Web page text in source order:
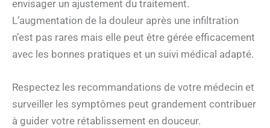
envisager un ajustement du traitement.
L’augmentation de la douleur après une infiltration
n’est pas rares mais elle peut être gérée efficacement
avec les bonnes pratiques et un suivi médical adapté.
Respectez les recommandations de votre médecin et
surveiller les symptômes peut grandement contribuer
à guider votre rétablissement en douceur.